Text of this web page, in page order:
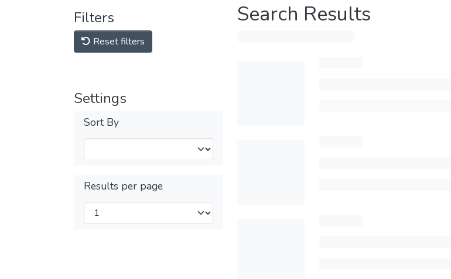
Filters
Reset filters
Settings
Sort By
Results per page
Search Results